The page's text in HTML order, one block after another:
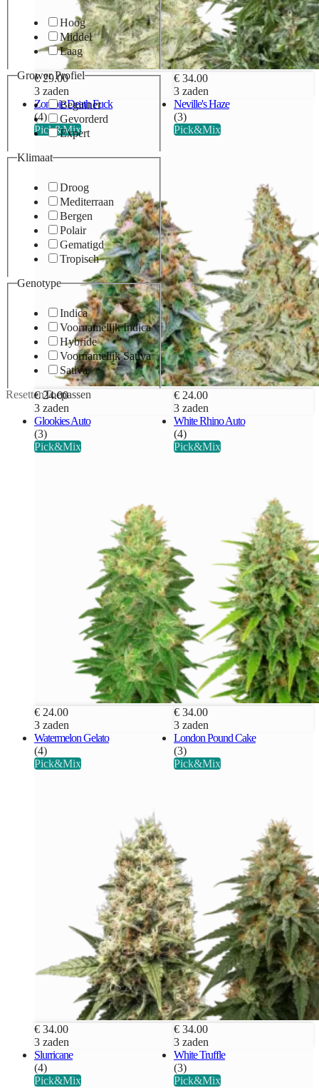
Hoog
Middel
Laag
Grower Profiel
Beginner
Gevorderd
Expert
Klimaat
Droog
Mediterraan
Bergen
Polair
Gematigd
Tropisch
Genotype
Indica
Voornamelijk Indica
Hybride
Voornamelijk Sativa
Sativa
ResettenToepassen
€ 29.00
3 zaden
€ 34.00
3 zaden
Zombie Death Fuck
(4)
Pick&Mix
€ 24.00
3 zaden
Neville's Haze
(3)
Pick&Mix
€ 24.00
3 zaden
Glookies Auto
(3)
Pick&Mix
€ 24.00
3 zaden
White Rhino Auto
(4)
Pick&Mix
€ 34.00
3 zaden
Watermelon Gelato
(4)
Pick&Mix
€ 34.00
3 zaden
London Pound Cake
(3)
Pick&Mix
€ 34.00
3 zaden
Slurricane
(4)
Pick&Mix
White Truffle
(3)
Pick&Mix